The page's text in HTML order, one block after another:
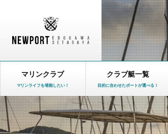
マリンクラブ
マリンライフを堪能したい！
クラブ艇一覧
目的に合わせたボートが選べる！